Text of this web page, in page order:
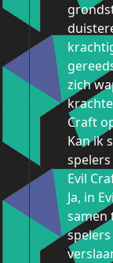
zich
Craft
Kan ik
Evil
Ja, in
samen